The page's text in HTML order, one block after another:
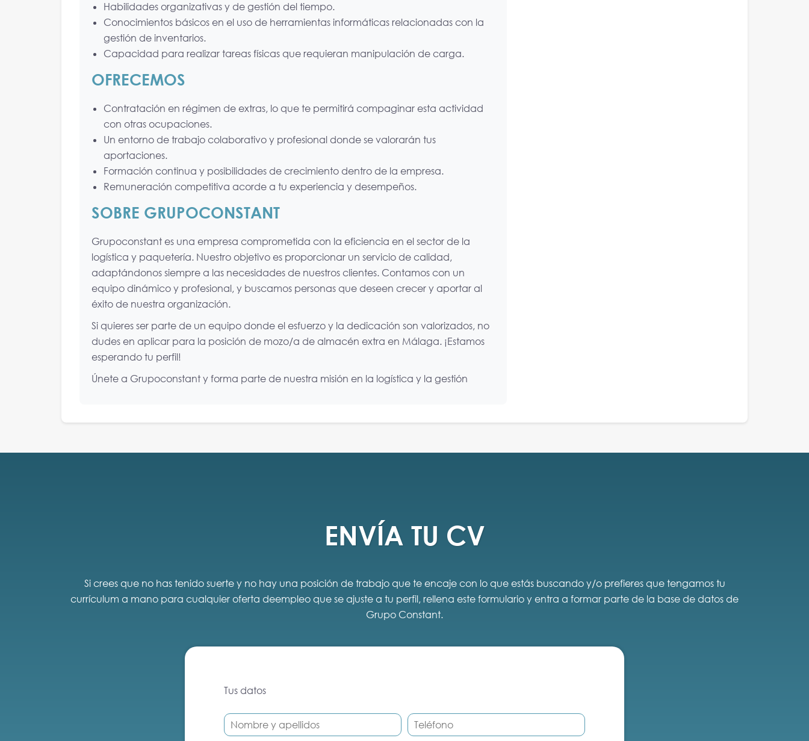
Habilidades organizativas y de gestión del tiempo.
Conocimientos básicos en el uso de herramientas informáticas relacionadas con la
gestión de inventarios.
Capacidad para realizar tareas físicas que requieran manipulación de carga.
OFRECEMOS
Contratación en régimen de extras, lo que te permitirá compaginar esta actividad
con otras ocupaciones.
Un entorno de trabajo colaborativo y profesional donde se valorarán tus
aportaciones.
Formación continua y posibilidades de crecimiento dentro de la empresa.
Remuneración competitiva acorde a tu experiencia y desempeños.
SOBRE GRUPOCONSTANT
Grupoconstant es una empresa comprometida con la eficiencia en el sector de la
logística y paquetería. Nuestro objetivo es proporcionar un servicio de calidad,
adaptándonos siempre a las necesidades de nuestros clientes. Contamos con un
equipo dinámico y profesional, y buscamos personas que deseen crecer y aportar al
éxito de nuestra organización.
Si quieres ser parte de un equipo donde el esfuerzo y la dedicación son valorizados, no
dudes en aplicar para la posición de mozo/a de almacén extra en Málaga. ¡Estamos
esperando tu perfil!
Únete a Grupoconstant y forma parte de nuestra misión en la logística y la gestión
ENVÍA TU CV
Si crees que no has tenido suerte y no hay una posición de trabajo que te encaje con lo que estás buscando y/o prefieres que tengamos tu
currículum a mano para cualquier oferta deempleo que se ajuste a tu perfil, rellena este formulario y entra a formar parte de la base de datos de
Grupo Constant.
Tus datos